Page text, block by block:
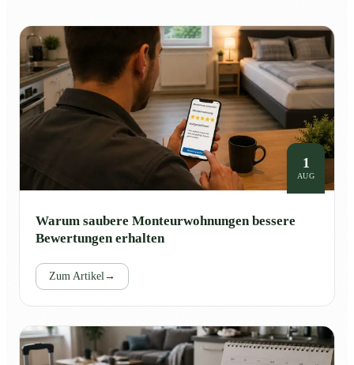
1
AUG
Warum saubere Monteurwohnungen bessere
Bewertungen erhalten
Zum Artikel →